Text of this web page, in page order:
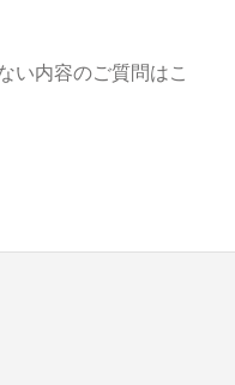
い内容のご質問はこ